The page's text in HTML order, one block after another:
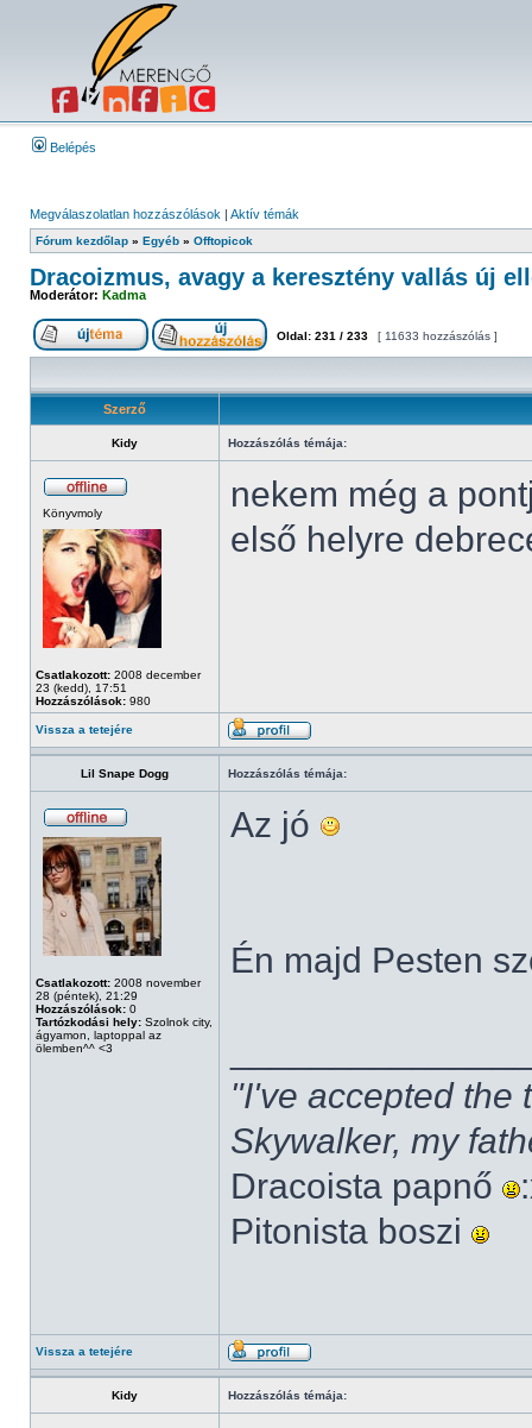
Belépés
Megválaszolatlan hozzászólások | Aktív témák
Fórum kezdőlap » Egyéb » Offtopicok
Dracoizmus, avagy a keresztény vallás új
Moderátor: Kadma
Oldal: 231 / 233 [ 11633 hozzászólás ]
Szerző
Kidy Hozzászólás témája:
Könyvmoly
Csatlakozott: 2008 december
23 (kedd), 17:51
Hozzászólások: 980
nekem még a
első helyre
Vissza a tetejére
Lil Snape Dogg Hozzászólás témája:
Csatlakozott: 2008 november
28 (péntek), 21:29
Hozzászólások: 0
Tartózkodási hely: Szolnok city,
ágyamon, laptoppal az
ölemben^^ <3
Az jó
Én majd Pesten
"I've accepted the
Skywalker, my
Dracoista papnő
Pitonista boszi
Vissza a tetejére
Kidy Hozzászólás témája: